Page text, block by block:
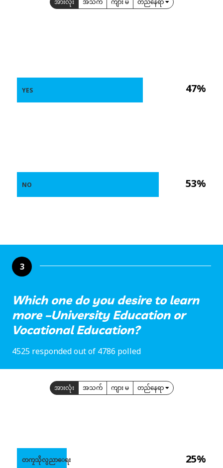
47%
53%
YES
NO
3
Which one do you desire to learn
more –University Education or
Vocational Education?
4525 responded out of 4786 polled
အားလုံး အသက် ကျား မ တည်နေရာ
25%
တကၠသိုလ္ပညာေရး